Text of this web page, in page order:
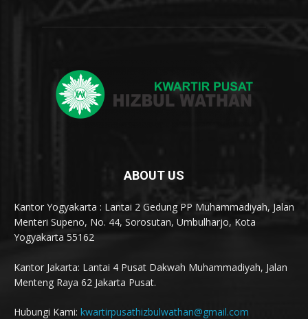
ABOUT US
Kantor Yogyakarta : Lantai 2 Gedung PP Muhammadiyah, Jalan
Menteri Supeno, No. 44, Sorosutan, Umbulharjo, Kota
Yogyakarta 55162
Kantor Jakarta: Lantai 4 Pusat Dakwah Muhammadiyah, Jalan
Menteng Raya 62 Jakarta Pusat.
Hubungi Kami: kwartirpusathizbulwathan@gmail.com